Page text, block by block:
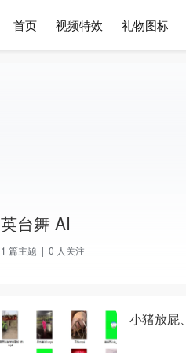
首页 视频特效 礼物图标
英台舞 AI
1 篇主题 | 0 人关注
小猪放屁